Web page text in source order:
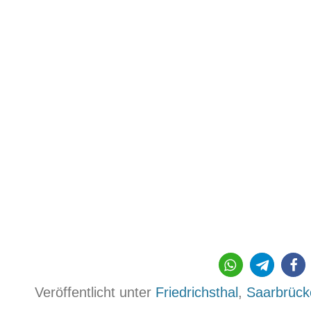
3799
Veröffentlicht unter Friedrichsthal,